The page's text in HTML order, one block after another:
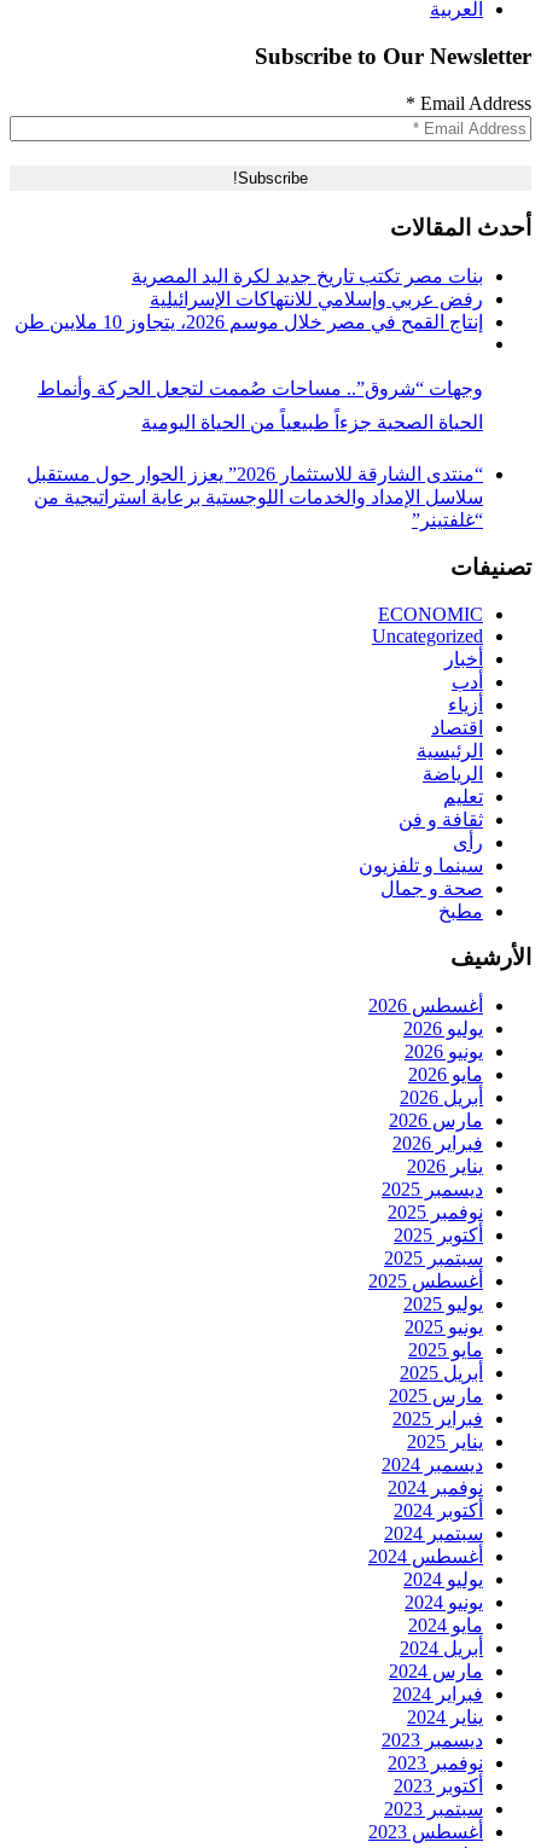
العربية
Subscribe to Our Newsletter
Email Address
*
أحدث المقالات
بنات مصر تكتب تاريخ جديد لكرة اليد المصرية
رفض عربي وإسلامي للانتهاكات الإسرائيلية
إنتاج القمح في مصر خلال موسم 2026، يتجاوز 10 ملايين طن
وجهات “شروق”.. مساحات صُممت لتجعل الحركة وأنماط
الحياة الصحية جزءاً طبيعياً من الحياة اليومية
“منتدى الشارقة للاستثمار 2026” يعزز الحوار حول مستقبل
سلاسل الإمداد والخدمات اللوجستية برعاية استراتيجية من
“غلفتينر”
تصنيفات
ECONOMIC
Uncategorized
أخبار
أدب
أزياء
اقتصاد
الرئيسية
الرياضة
تعليم
ثقافة و فن
رأى
سينما و تلفزيون
صحة و جمال
مطبخ
الأرشيف
أغسطس 2026
يوليو 2026
يونيو 2026
مايو 2026
أبريل 2026
مارس 2026
فبراير 2026
يناير 2026
ديسمبر 2025
نوفمبر 2025
أكتوبر 2025
سبتمبر 2025
أغسطس 2025
يوليو 2025
يونيو 2025
مايو 2025
أبريل 2025
مارس 2025
فبراير 2025
يناير 2025
ديسمبر 2024
نوفمبر 2024
أكتوبر 2024
سبتمبر 2024
أغسطس 2024
يوليو 2024
يونيو 2024
مايو 2024
أبريل 2024
مارس 2024
فبراير 2024
يناير 2024
ديسمبر 2023
نوفمبر 2023
أكتوبر 2023
سبتمبر 2023
أغسطس 2023